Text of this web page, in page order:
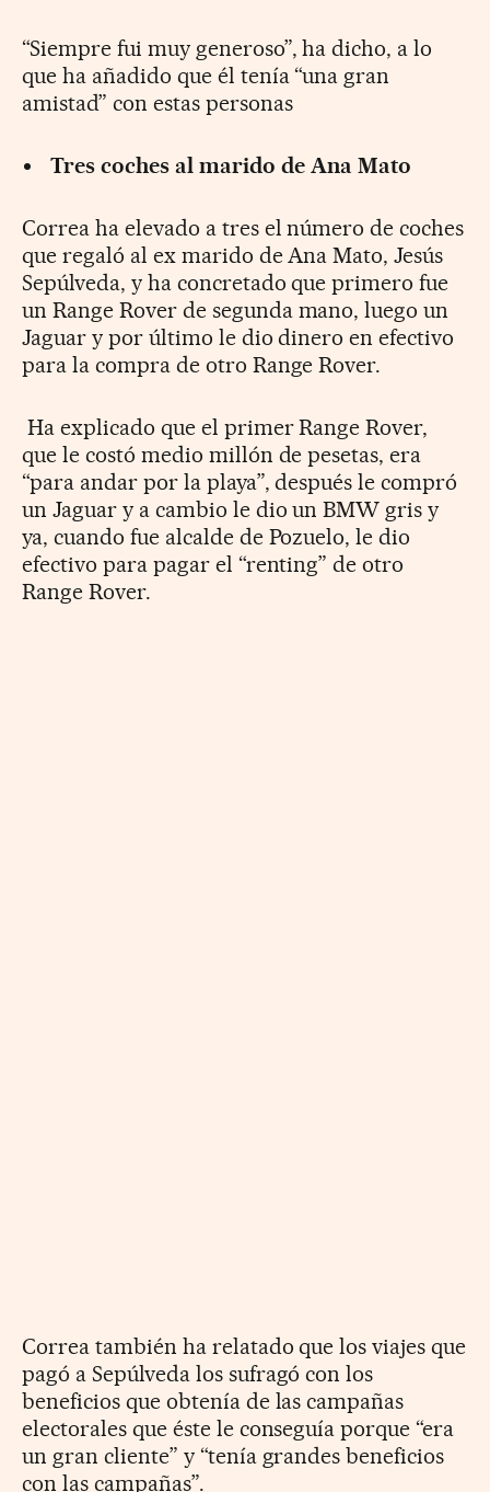
“Siempre fui muy generoso”, ha dicho, a lo
que ha añadido que él tenía “una gran
amistad” con estas personas
Tres coches al marido de Ana Mato
Correa ha elevado a tres el número de coches
que regaló al ex marido de Ana Mato, Jesús
Sepúlveda, y ha concretado que primero fue
un Range Rover de segunda mano, luego un
Jaguar y por último le dio dinero en efectivo
para la compra de otro Range Rover.
Ha explicado que el primer Range Rover,
que le costó medio millón de pesetas, era
“para andar por la playa”, después le compró
un Jaguar y a cambio le dio un BMW gris y
ya, cuando fue alcalde de Pozuelo, le dio
efectivo para pagar el “renting” de otro
Range Rover.
Correa también ha relatado que los viajes que
pagó a Sepúlveda los sufragó con los
beneficios que obtenía de las campañas
electorales que éste le conseguía porque “era
un gran cliente” y “tenía grandes beneficios
con las campañas”.